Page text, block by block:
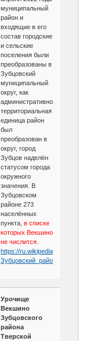
муниципальный
район и
входящие в его
состав городские
и сельские
поселения были
преобразованы в
Зубцовский
муниципальный
округ, как
административно-
территориальная
единица район
был
преобразован в
округ, город
Зубцов наделён
статусом города
окружного
значения. В
Зубцовском
районе 273
населённых
пункта, в списке
которых Векшино
не числится.
https://ru.wikipedia.org/wiki/
Зубцовский_район
Урочище
Векшино
Зубцовского
района
Тверской